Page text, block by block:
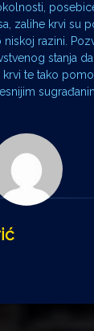
zalihe krvi su
razini.
stanja
krvi te tako